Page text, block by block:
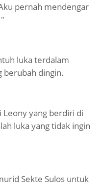
pernah mendengar
luka terdalam
berubah dingin.
Leony yang berdiri di
luka yang tidak ingin
Sekte Sulos untuk